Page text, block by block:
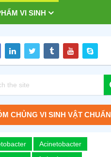
VI SINH
CHỦNG VI SINH VẬT CHUẨN
Acinetobacter